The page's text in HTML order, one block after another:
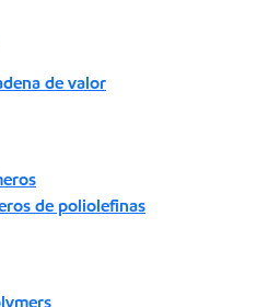
de valor
de poliolefinas